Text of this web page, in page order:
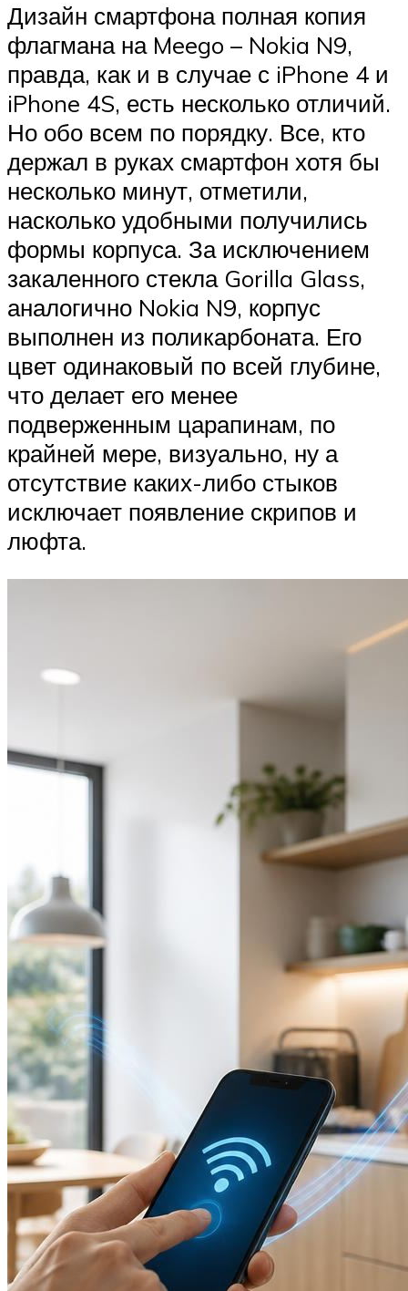
Дизайн смартфона полная копия
флагмана на Meego – Nokia N9,
правда, как и в случае с iPhone 4 и
iPhone 4S, есть несколько отличий.
Но обо всем по порядку. Все, кто
держал в руках смартфон хотя бы
несколько минут, отметили,
насколько удобными получились
формы корпуса. За исключением
закаленного стекла Gorilla Glass,
аналогично Nokia N9, корпус
выполнен из поликарбоната. Его
цвет одинаковый по всей глубине,
что делает его менее
подверженным царапинам, по
крайней мере, визуально, ну а
отсутствие каких-либо стыков
исключает появление скрипов и
люфта.